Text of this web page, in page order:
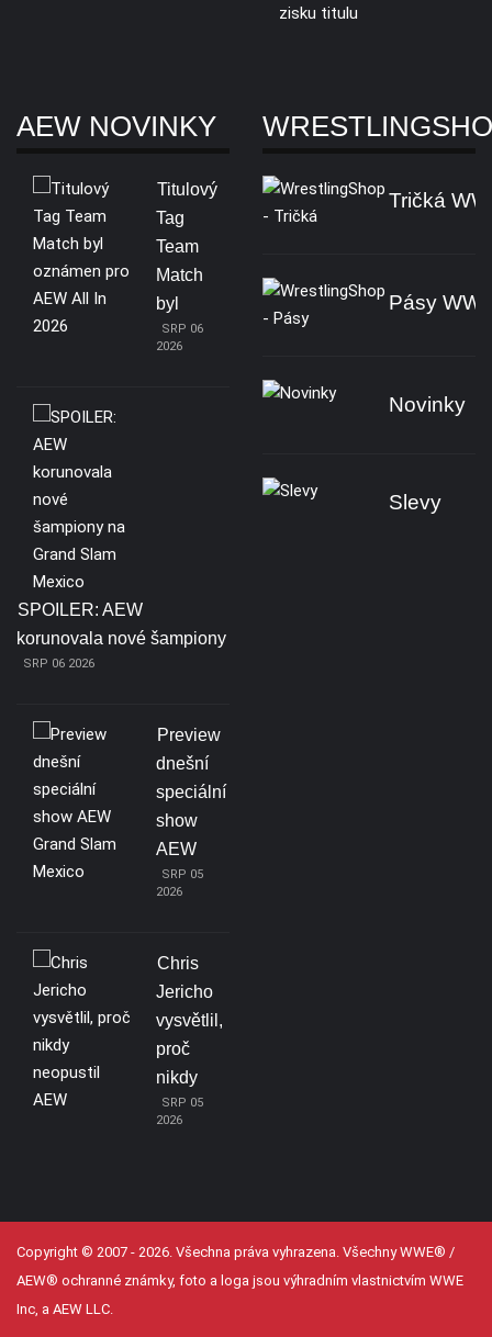
AEW NOVINKY
Titulový
Tag
Team
Match
byl
SRP 06
2026
SPOILER: AEW
korunovala nové šampiony
SRP 06 2026
Preview
dnešní
speciální
show
AEW
SRP 05
2026
Chris
Jericho
vysvětlil,
proč
nikdy
SRP 05
2026
Tričká
Pásy
Novinky
Slevy
Copyright © 2007 - 2026. Všechna práva vyhrazena. Všechny WWE® /
AEW® ochranné známky, foto a loga jsou výhradním vlastnictvím WWE
Inc, a AEW LLC.